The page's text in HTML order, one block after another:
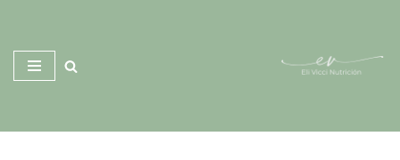
Saltar